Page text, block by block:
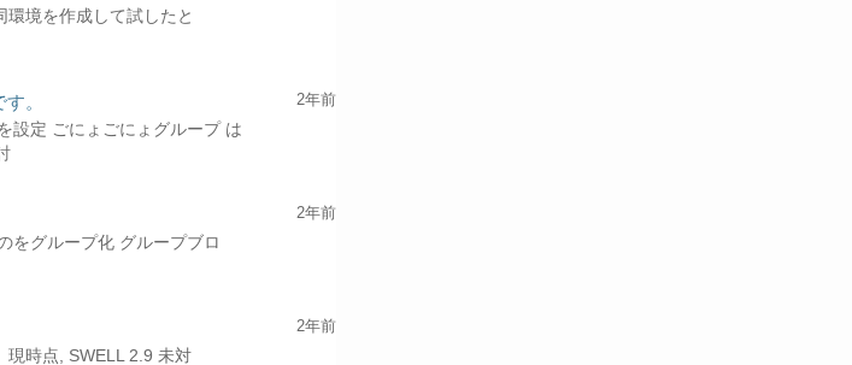
境を作成して試したと
。
設定 ごにょごにょグループ は
2年前
をグループ化 グループブロ
2年前
現時点, SWELL 2.9 未対
2年前